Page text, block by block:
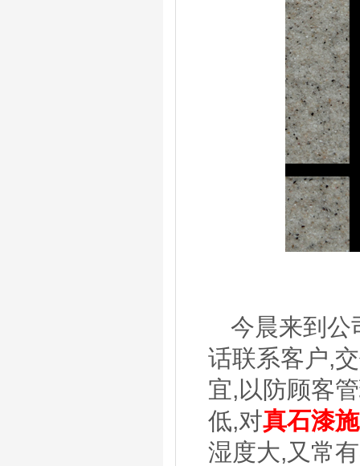
今晨来到公
话联系客户,
宜,以防顾客
低,对真石漆
湿度大,又常